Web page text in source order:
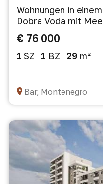
Wohnungen in
Dobra Voda mit
€ 76 000
1 SZ 1 BZ 29 m²
Bar, Montenegro